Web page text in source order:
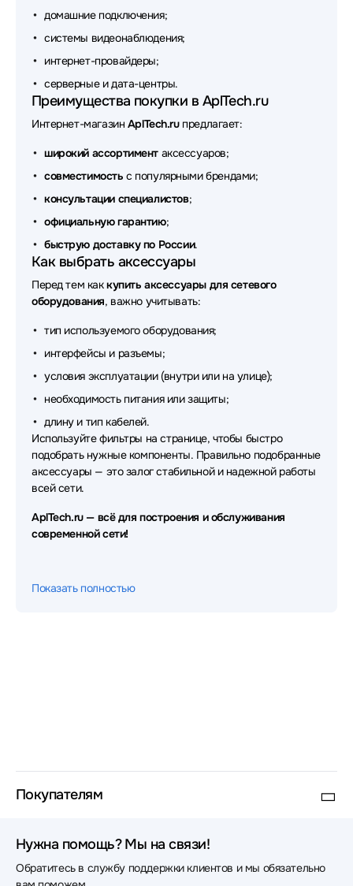
Аксессуары для сетевого оборудования Fortinet
Аксессуары для сетевого оборудования Silverstone
Аксессуары для сетевого оборудования 3М
Аксессуары для сетевого оборудования MONSTER
Аксессуары для сетевого оборудования NingBo
Аксессуары для сетевого оборудования Broadcom
Аксессуары для сетевого оборудования
CommScope
Аксессуары для сетевого оборудования Mercusys
Аксессуары для сетевого оборудования Wi-Tek
Аксессуары для сетевого оборудования HP
Аксессуары для сетевого оборудования Huawei
eKit
Аксессуары для сетевого оборудования Keenetic
Аксессуары для сетевого оборудования Cablexpert
Аксессуары для сетевого оборудования Impinj
Аксессуары для сетевого оборудования Eltex
Аксессуары для сетевого оборудования C3
Аксессуары для сетевого оборудования
домашние подключения;
системы видеонаблюдения;
интернет-провайдеры;
серверные и дата-центры.
Преимущества покупки в AplTech.ru
Интернет-магазин AplTech.ruпредлагает:
широкий ассортимент аксессуаров;
совместимость с популярными брендами;
консультации специалистов;
официальную гарантию;
быструю доставку по России.
Как выбрать аксессуары
Перед тем каккупить аксессуары для сетевого
оборудования, важно учитывать:
тип используемого оборудования;
интерфейсы и разъемы;
условия эксплуатации (внутри или на улице);
необходимость питания или защиты;
длину и тип кабелей.
Используйте фильтры на странице, чтобы быстро
подобрать нужные компоненты. Правильно подобранные
аксессуары — это залог стабильной и надежной работы
всей сети.
AplTech.ru — всё для построения и обслуживания
современной сети!
Показать полностью
Покупателям
Нужна помощь? Мы на связи!
Обратитесь в службу поддержки клиентов и мы обязательно